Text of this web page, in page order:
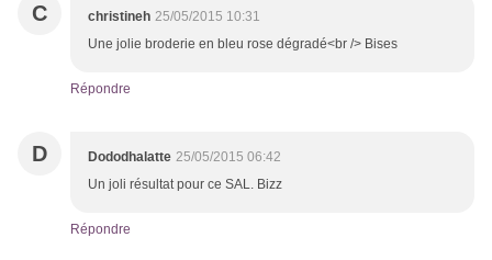
C christineh 25/05/2015 10:31
Une jolie broderie en bleu rose dégradé<br /> Bises
Répondre
D Dododhalatte 25/05/2015 06:42
Un joli résultat pour ce SAL. Bizz
Répondre